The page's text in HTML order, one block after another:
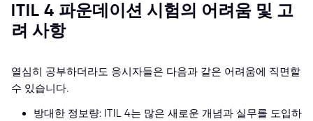
ITIL 4 파운데이션 시험의 어려움 및 고
려 사항
열심히 공부하더라도 응시자들은 다음과 같은 어려움에 직면할
수 있습니다.
방대한 정보량: ITIL 4는 많은 새로운 개념과 실무를 도입하